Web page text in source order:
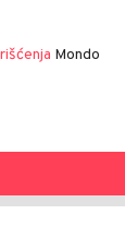
Mondo